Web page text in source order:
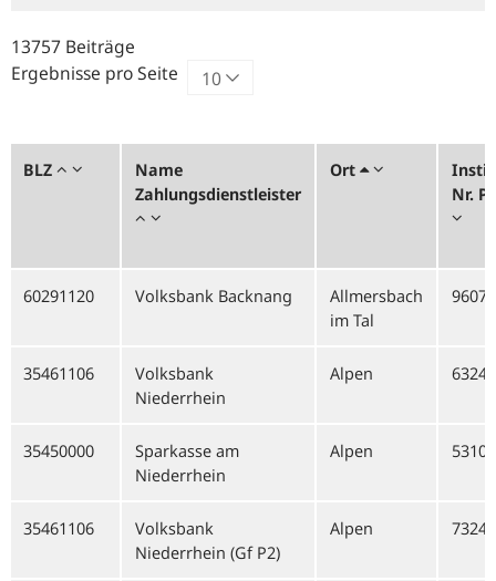
13757 Beiträge
Ergebnisse pro Seite
BLZ
Name
Zahlungsdienstleister
Ort
Nr.
60291120 Volksbank Backnang
Allmersbach
im Tal
96070
35461106
Volksbank
Niederrhein
Alpen 63244
35450000
Sparkasse am
Niederrhein
Alpen 53103
35461106
Volksbank
Niederrhein (Gf P2)
Alpen 73244